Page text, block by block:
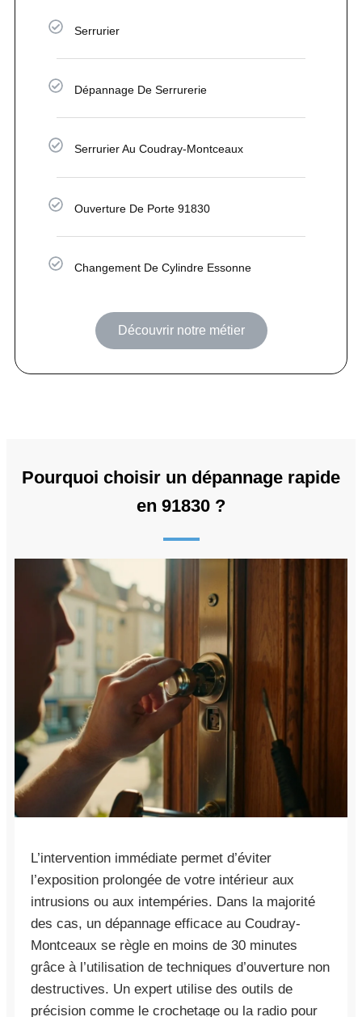
Serrurier
Dépannage De Serrurerie
Serrurier Au Coudray-Montceaux
Ouverture De Porte 91830
Changement De Cylindre Essonne
Découvrir notre métier
Pourquoi choisir un dépannage rapide
en 91830 ?
L’intervention immédiate permet d’éviter
l’exposition prolongée de votre intérieur aux
intrusions ou aux intempéries. Dans la majorité
des cas, un dépannage efficace au Coudray-
Montceaux se règle en moins de 30 minutes
grâce à l’utilisation de techniques d’ouverture non
destructives. Un expert utilise des outils de
précision comme le crochetage ou la radio pour